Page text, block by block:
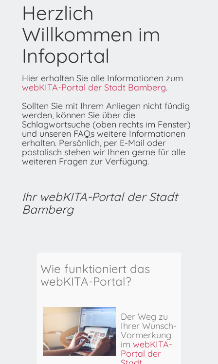
Herzlich
Willkommen im
Infoportal
Hier erhalten Sie alle Informationen zum
webKITA-Portal der Stadt Bamberg.
Sollten Sie mit Ihrem Anliegen nicht fündig
werden, können Sie über die
Schlagwortsuche (oben rechts im Fenster)
und unseren FAQs weitere Informationen
erhalten. Persönlich, per E-Mail oder
postalisch stehen wir Ihnen gerne für alle
weiteren Fragen zur Verfügung.
Ihr webKITA-Portal der Stadt
Bamberg
Wie funktioniert das
webKITA-Portal?
Der Weg zu
Ihrer Wunsch-
Vormerkung
im webKITA-
Portal der